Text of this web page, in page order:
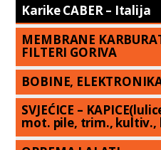
Karike CABER – Italija
MEMBRANE
FILTERI GORIVA
BOBINE,
SVJEĆICE –
mot. pile, trim., kultiv.,